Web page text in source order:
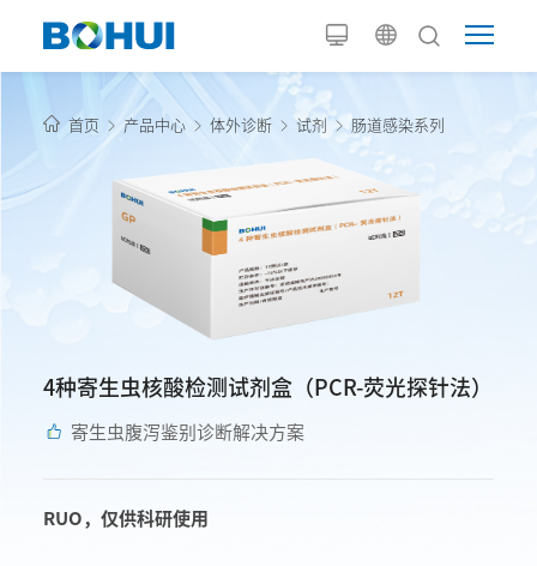
首页 产品中心 体外诊断 试剂 肠道感染系列
4种寄生虫核酸检测试剂盒（PCR-荧光探针法）
寄生虫腹泻鉴别诊断解决方案
RUO，仅供科研使用